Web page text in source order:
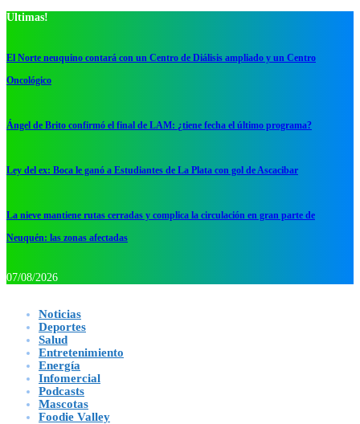
Ultimas!
El Norte neuquino contará con un Centro de Diálisis ampliado y un Centro
Oncológico
Ángel de Brito confirmó el final de LAM: ¿tiene fecha el último programa?
Ley del ex: Boca le ganó a Estudiantes de La Plata con gol de Ascacibar
La nieve mantiene rutas cerradas y complica la circulación en gran parte de
Neuquén: las zonas afectadas
07/08/2026
Noticias
Deportes
Salud
Entretenimiento
Energía
Infomercial
Podcasts
Mascotas
Foodie Valley